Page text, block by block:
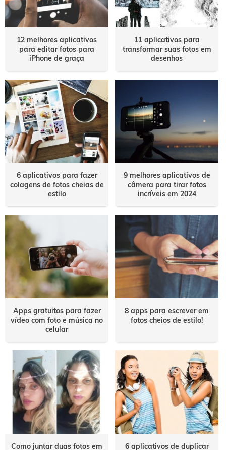
12 melhores aplicativos
para editar fotos para
iPhone de graça
11 aplicativos para
transformar suas fotos em
desenhos
6 aplicativos para fazer
colagens de fotos cheias de
estilo
9 melhores aplicativos de
câmera para tirar fotos
incríveis em 2024
Apps gratuitos para fazer
vídeo com foto e música no
celular
8 apps para escrever em
fotos cheios de estilo!
Como juntar duas fotos em
6 aplicativos de duplicar